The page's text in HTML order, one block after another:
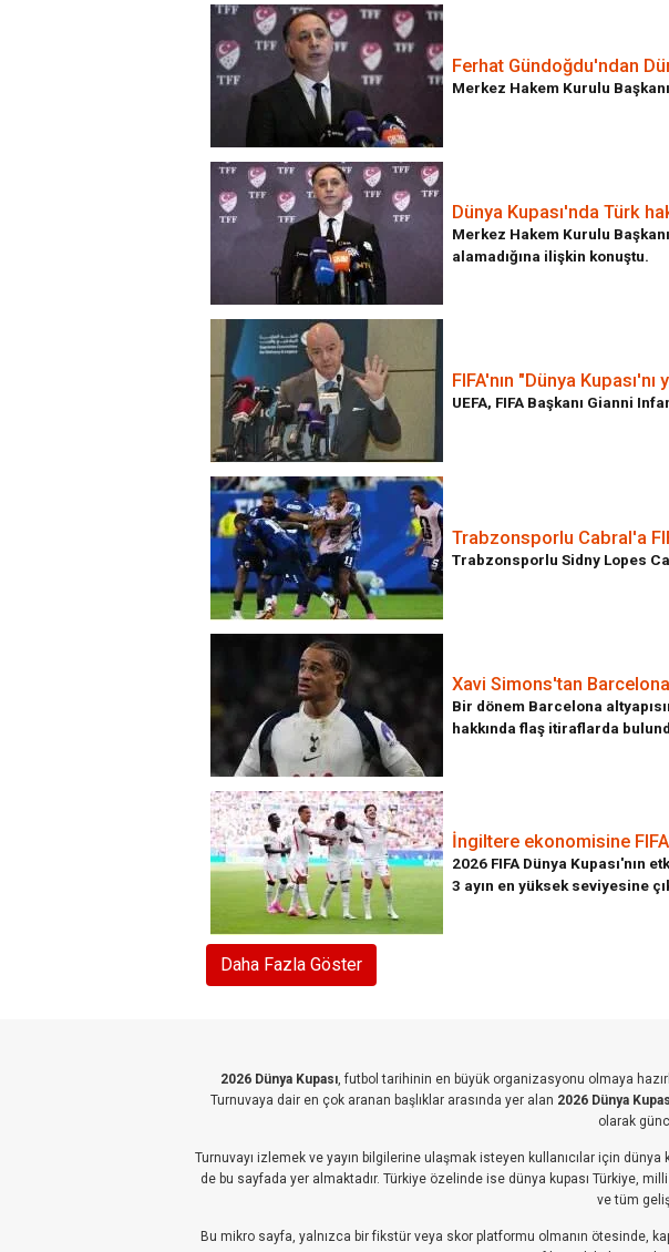
Ferhat Gündoğdu'ndan
Merkez Hakem Kurulu
Dünya Kupası'nda Türk
Merkez Hakem Kurulu
alamadığına ilişkin konuştu.
FIFA'nın "Dünya
UEFA, FIFA Başkanı Gianni
Trabzonsporlu Cabral'a
Trabzonsporlu Sidny Lopes
Xavi Simons'tan
Bir dönem Barcelona
hakkında flaş itiraflarda
İngiltere ekonomisine
2026 FIFA Dünya Kupası'nın
3 ayın en yüksek seviyesine
Daha Fazla Göster
2026 Dünya Kupası, futbol tarihinin en büyük organizasyonu olmaya
Turnuvaya dair en çok aranan başlıklar arasında yer alan 2026 Dünya
olarak
Turnuvayı izlemek ve yayın bilgilerine ulaşmak isteyen kullanıcılar için
de bu sayfada yer almaktadır. Türkiye özelinde ise dünya kupası Türkiye,
ve tüm
Bu mikro sayfa, yalnızca bir fikstür veya skor platformu olmanın ötesinde,